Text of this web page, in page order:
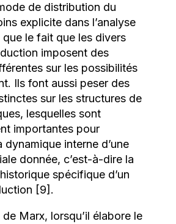
de distribution du
explicite dans l’analyse
que le fait que les divers
imposent des
sur les possibilités
Ils font aussi peser des
sur les structures de
lesquelles sont
importantes pour
dynamique interne d’une
donnée, c’est-à-dire la
spécifique d’un
[9].
Marx, lorsqu’il élabore le